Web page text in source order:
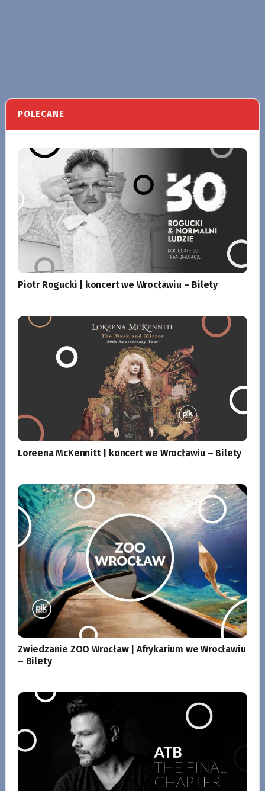
POLECANE
Piotr Rogucki | koncert we Wrocławiu – Bilety
Loreena McKennitt | koncert we Wrocławiu – Bilety
Zwiedzanie ZOO Wrocław | Afrykarium we Wrocławiu
– Bilety